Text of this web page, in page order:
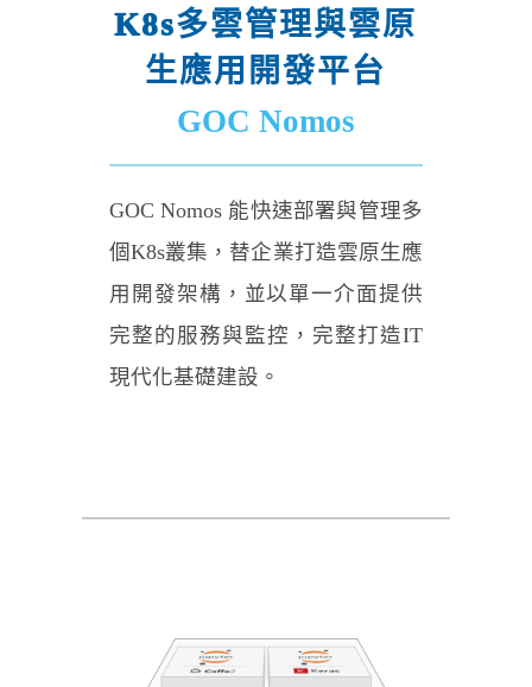
K8s多雲管理與雲原
生應用開發平台
GOC Nomos
GOC Nomos 能快速部署與管理多
個K8s叢集，替企業打造雲原生應
用開發架構，並以單一介面提供
完整的服務與監控，完整打造IT
現代化基礎建設。